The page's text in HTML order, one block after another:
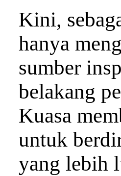
Kini,
hanya
sumber
belakang
Kuasa
untuk
yang lebih